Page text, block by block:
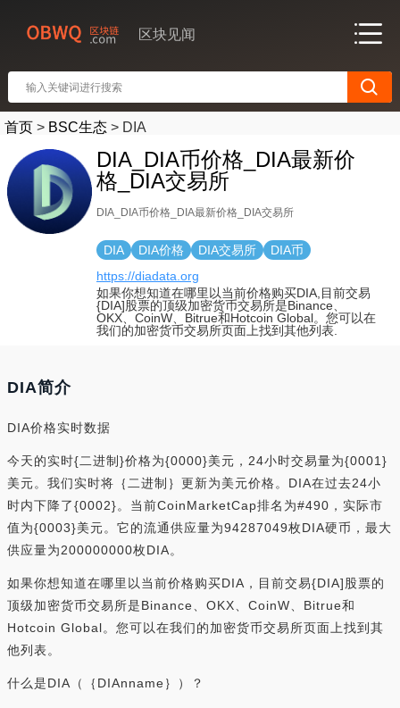
区块见闻
首页 > BSC生态 > DIA
DIA_DIA币价格_DIA最新价
格_DIA交易所
DIA_DIA币价格_DIA最新价格_DIA交易所
DIA DIA价格 DIA交易所
DIA币
https://diadata.org
如果你想知道在哪里以当前价格购买DIA,目前交易
{DIA]股票的顶级加密货币交易所是Binance、
OKX、CoinW、Bitrue和Hotcoin Global。您可以在
我们的加密货币交易所页面上找到其他列表.
DIA简介
DIA价格实时数据
今天的实时{二进制}价格为{0000}美元，24小时交易量为{0001}
美元。我们实时将｛二进制｝更新为美元价格。DIA在过去24小
时内下降了{0002}。当前CoinMarketCap排名为#490，实际市
值为{0003}美元。它的流通供应量为94287049枚DIA硬币，最大
供应量为200000000枚DIA。
如果你想知道在哪里以当前价格购买DIA，目前交易{DIA]股票的
顶级加密货币交易所是Binance、OKX、CoinW、Bitrue和
Hotcoin Global。您可以在我们的加密货币交易所页面上找到其
他列表。
什么是DIA（｛DIAnname｝）？